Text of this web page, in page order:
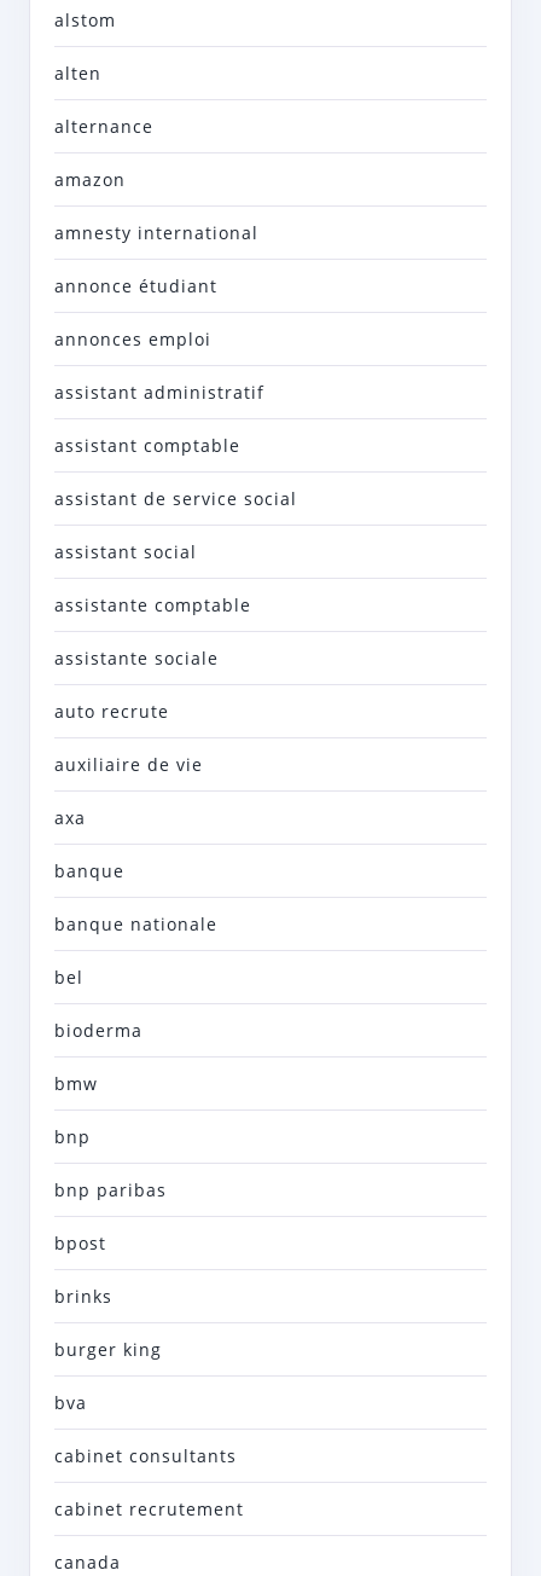
alstom
alten
alternance
amazon
amnesty international
annonce étudiant
annonces emploi
assistant administratif
assistant comptable
assistant de service social
assistant social
assistante comptable
assistante sociale
auto recrute
auxiliaire de vie
axa
banque
banque nationale
bel
bioderma
bmw
bnp
bnp paribas
bpost
brinks
burger king
bva
cabinet consultants
cabinet recrutement
canada